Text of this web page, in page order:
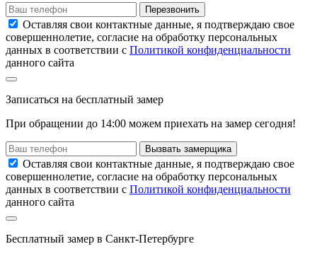
Перезвонить
Оставляя свои контактные данные, я подтверждаю свое
совершеннолетие, согласие на обработку персональных
данных в соответствии с Политикой конфиденциальности
данного сайта
Записаться на бесплатный замер
При обращении до 14:00 можем приехать на замер сегодня!
Вызвать замерщика
Оставляя свои контактные данные, я подтверждаю свое
совершеннолетие, согласие на обработку персональных
данных в соответствии с Политикой конфиденциальности
данного сайта
Бесплатный замер в Санкт-Петербурге